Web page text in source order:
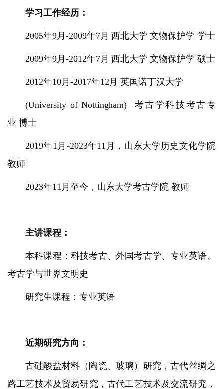
学习工作经历：
2005年9月-2009年7月 西北大学 文物保护学 学士
2009年9月-2012年7月 西北大学 文物保护学 硕士
2012年10月-2017年12月 英国诺丁汉大学
(University of Nottingham) 考古学科技考古专
业 博士
2019年1月-2023年11月，山东大学历史文化学院
教师
2023年11月至今，山东大学考古学院 教师
主讲课程：
本科课程：科技考古、外国考古学、专业英语、
考古学与世界文明史
研究生课程：专业英语
近期研究方向：
古硅酸盐材料（陶瓷、玻璃）研究，古代丝绸之
路工艺技术及贸易研究，古代工艺技术及交流研究，